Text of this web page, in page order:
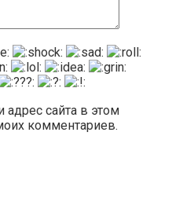
адрес сайта в этом
комментариев.